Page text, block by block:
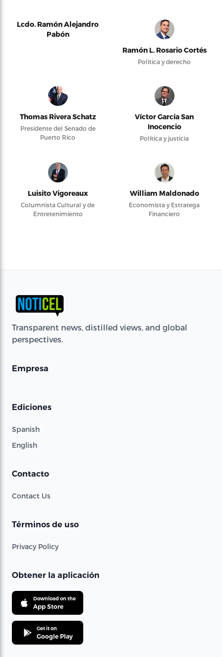
Lcdo. Ramón Alejandro
Pabón
Ramón L. Rosario Cortés
Política y derecho
Thomas Rivera Schatz
Presidente del Senado de
Puerto Rico
Víctor García San
Inocencio
Política y justicia
Luisito Vigoreaux
Columnista Cultural y de
Entretenimiento
William Maldonado
Economista y Estratega
Financiero
Transparent news, distilled views, and global
perspectives.
Empresa
Ediciones
Spanish
English
Contacto
Contact Us
Términos de uso
Privacy Policy
Obtener la aplicación
Download on the
App Store
Get it on
Google Play